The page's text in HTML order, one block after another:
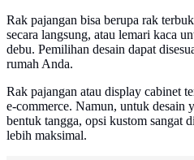
Rak pajangan bisa berupa rak
secara langsung, atau lemari kaca
debu. Pemilihan desain dapat
rumah Anda.
Rak pajangan atau display cabinet
e-commerce. Namun, untuk desain
bentuk tangga, opsi kustom sangat
lebih maksimal.